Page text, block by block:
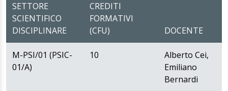
SETTORE
SCIENTIFICO
DISCIPLINARE
CREDITI
FORMATIVI
(CFU)
DOCENTE
M-PSI/01 (PSIC-
01/A)
10
Alberto Cei,
Emiliano
Bernardi